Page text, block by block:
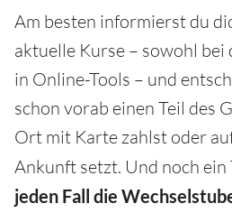
Am besten informierst du
aktuelle Kurse – sowohl bei
in Online-Tools – und
schon vorab einen Teil des
Ort mit Karte zahlst oder
Ankunft setzt. Und noch ein
jeden Fall die